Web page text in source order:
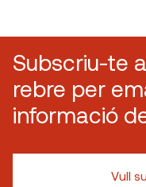
Subscriu-te
rebre per
informació
Vull